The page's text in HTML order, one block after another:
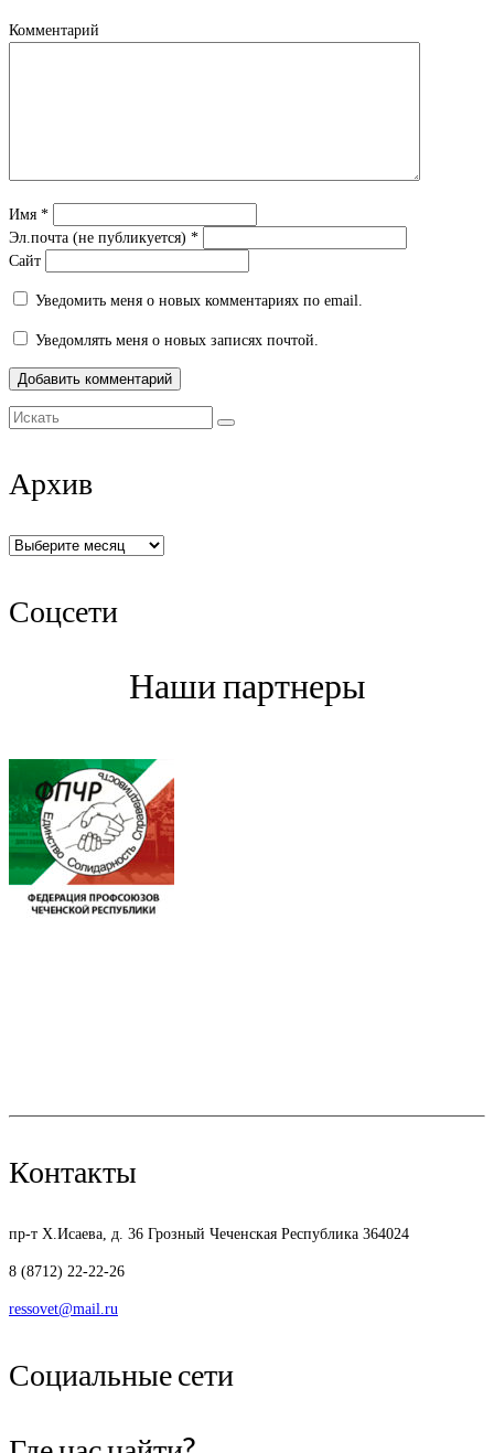
Комментарий
Имя *
Эл.почта (не публикуется) *
Сайт
Уведомить меня о новых комментариях по email.
Уведомлять меня о новых записях почтой.
Искать:
Архив
Архив
Соцсети
Наши партнеры
Контакты
пр-т Х.Исаева, д. 36 Грозный Чеченская Республика 364024
8 (8712) 22-22-26
ressovet@mail.ru
Социальные сети